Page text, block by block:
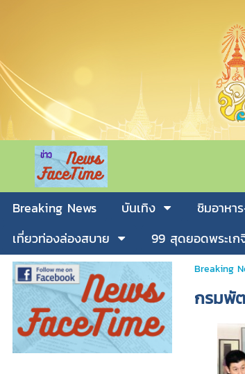
Breaking News บันเทิง ชิมอาหา
เที่ยวท่องล่องสบาย
99 สุดยอดพระเก
Breaking
กรมพั